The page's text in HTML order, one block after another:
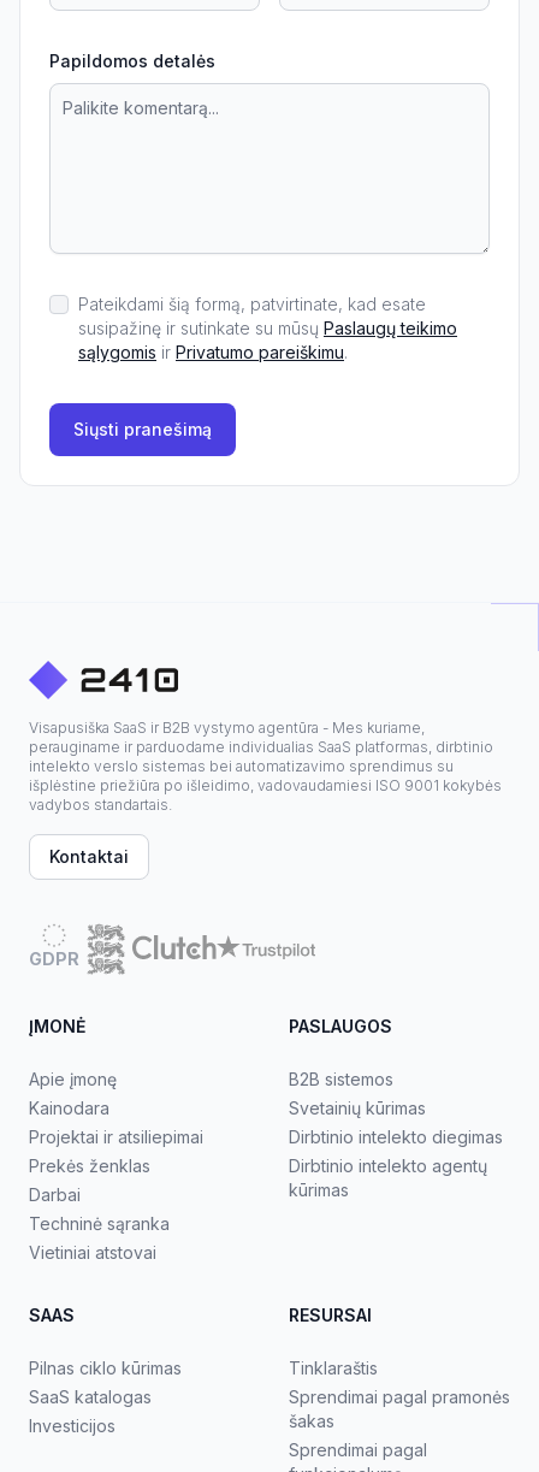
Papildomos detalės
Pateikdami šią formą, patvirtinate, kad esate
susipažinę ir sutinkate su mūsų Paslaugų teikimo
sąlygomis ir Privatumo pareiškimu.
Siųsti pranešimą
Visapusiška SaaS ir B2B vystymo agentūra - Mes kuriame,
perauginame ir parduodame individualias SaaS platformas, dirbtinio
intelekto verslo sistemas bei automatizavimo sprendimus su
išplėstine priežiūra po išleidimo, vadovaudamiesi ISO 9001 kokybės
vadybos standartais.
Kontaktai
GDPR
ĮMONĖ
Apie įmonę
Kainodara
Projektai ir atsiliepimai
Prekės ženklas
Darbai
Techninė sąranka
Vietiniai atstovai
PASLAUGOS
B2B sistemos
Svetainių kūrimas
Dirbtinio intelekto diegimas
Dirbtinio intelekto agentų
kūrimas
SAAS
Pilnas ciklo kūrimas
SaaS katalogas
Investicijos
RESURSAI
Tinklaraštis
Sprendimai pagal pramonės
šakas
Sprendimai pagal